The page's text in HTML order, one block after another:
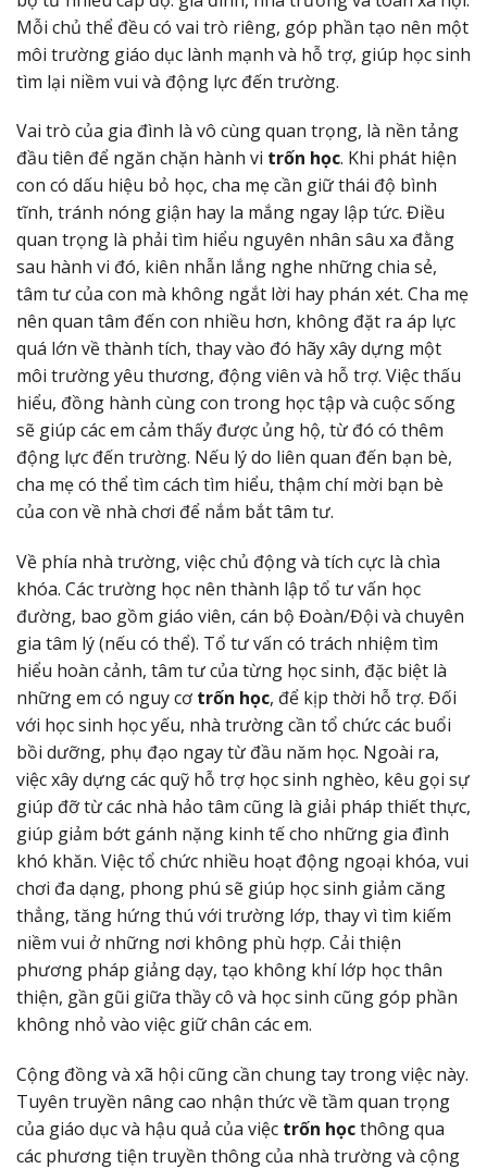
Mỗi chủ thể đều có vai trò riêng, góp phần tạo nên một
môi trường giáo dục lành mạnh và hỗ trợ, giúp học sinh
tìm lại niềm vui và động lực đến trường.
Vai trò của gia đình là vô cùng quan trọng, là nền tảng
đầu tiên để ngăn chặn hành vi trốn học. Khi phát hiện
con có dấu hiệu bỏ học, cha mẹ cần giữ thái độ bình
tĩnh, tránh nóng giận hay la mắng ngay lập tức. Điều
quan trọng là phải tìm hiểu nguyên nhân sâu xa đằng
sau hành vi đó, kiên nhẫn lắng nghe những chia sẻ,
tâm tư của con mà không ngắt lời hay phán xét. Cha mẹ
nên quan tâm đến con nhiều hơn, không đặt ra áp lực
quá lớn về thành tích, thay vào đó hãy xây dựng một
môi trường yêu thương, động viên và hỗ trợ. Việc thấu
hiểu, đồng hành cùng con trong học tập và cuộc sống
sẽ giúp các em cảm thấy được ủng hộ, từ đó có thêm
động lực đến trường. Nếu lý do liên quan đến bạn bè,
cha mẹ có thể tìm cách tìm hiểu, thậm chí mời bạn bè
của con về nhà chơi để nắm bắt tâm tư.
Về phía nhà trường, việc chủ động và tích cực là chìa
khóa. Các trường học nên thành lập tổ tư vấn học
đường, bao gồm giáo viên, cán bộ Đoàn/Đội và chuyên
gia tâm lý (nếu có thể). Tổ tư vấn có trách nhiệm tìm
hiểu hoàn cảnh, tâm tư của từng học sinh, đặc biệt là
những em có nguy cơ trốn học, để kịp thời hỗ trợ. Đối
với học sinh học yếu, nhà trường cần tổ chức các buổi
bồi dưỡng, phụ đạo ngay từ đầu năm học. Ngoài ra,
việc xây dựng các quỹ hỗ trợ học sinh nghèo, kêu gọi sự
giúp đỡ từ các nhà hảo tâm cũng là giải pháp thiết thực,
giúp giảm bớt gánh nặng kinh tế cho những gia đình
khó khăn. Việc tổ chức nhiều hoạt động ngoại khóa, vui
chơi đa dạng, phong phú sẽ giúp học sinh giảm căng
thẳng, tăng hứng thú với trường lớp, thay vì tìm kiếm
niềm vui ở những nơi không phù hợp. Cải thiện
phương pháp giảng dạy, tạo không khí lớp học thân
thiện, gần gũi giữa thầy cô và học sinh cũng góp phần
không nhỏ vào việc giữ chân các em.
Cộng đồng và xã hội cũng cần chung tay trong việc này.
Tuyên truyền nâng cao nhận thức về tầm quan trọng
của giáo dục và hậu quả của việc trốn họcthông qua
các phương tiện truyền thông của nhà trường và cộng